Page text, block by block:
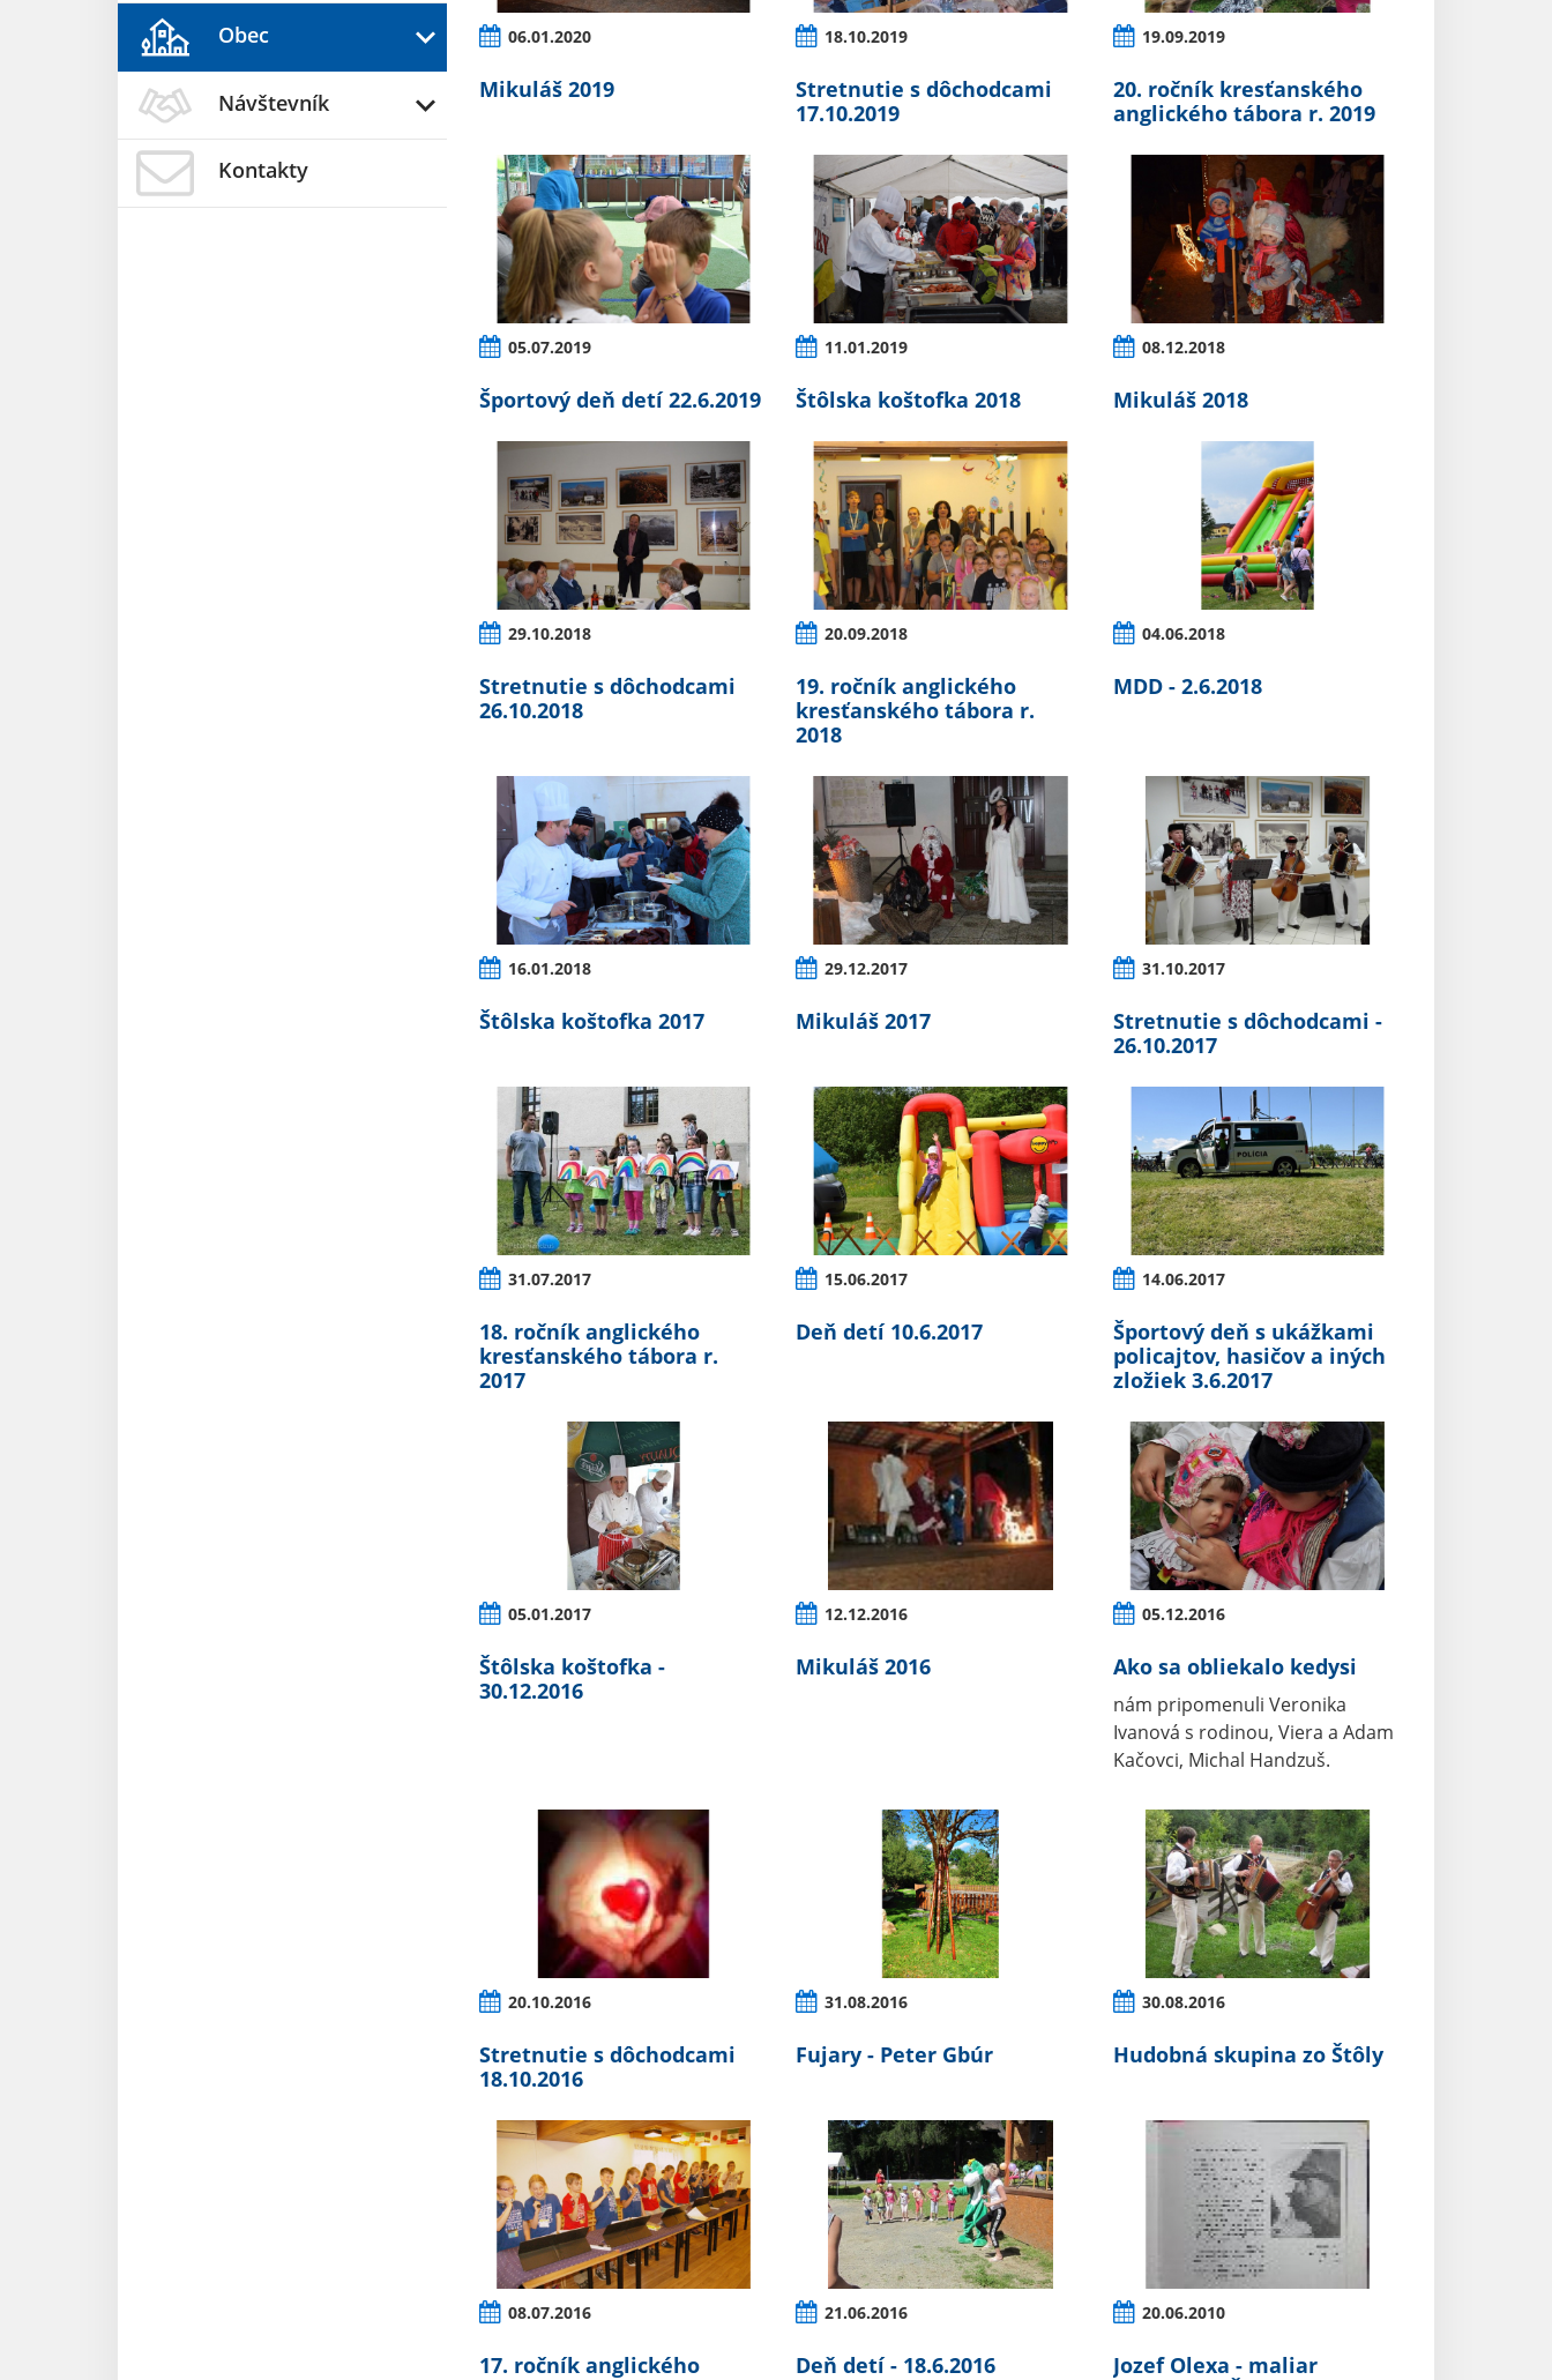
Obec
Návštevník
Kontakty
06.01.2020
Mikuláš 2019
18.10.2019
Stretnutie s dôchodcami
17.10.2019
19.09.2019
20. ročník kresťanského
anglického tábora r. 2019
05.07.2019
Športový deň detí 22.6.2019
11.01.2019
Štôlska koštofka 2018
08.12.2018
Mikuláš 2018
29.10.2018
Stretnutie s dôchodcami
26.10.2018
20.09.2018
19. ročník anglického
kresťanského tábora r.
2018
04.06.2018
MDD - 2.6.2018
16.01.2018
Štôlska koštofka 2017
29.12.2017
Mikuláš 2017
31.10.2017
Stretnutie s dôchodcami -
26.10.2017
31.07.2017
18. ročník anglického
kresťanského tábora r.
2017
15.06.2017
Deň detí 10.6.2017
14.06.2017
Športový deň s ukážkami
policajtov, hasičov a iných
zložiek 3.6.2017
05.01.2017
Štôlska koštofka -
30.12.2016
12.12.2016
Mikuláš 2016
05.12.2016
Ako sa obliekalo kedysi
nám pripomenuli Veronika
Ivanová s rodinou, Viera a Adam
Kačovci, Michal Handzuš.
20.10.2016
Stretnutie s dôchodcami
18.10.2016
31.08.2016
Fujary - Peter Gbúr
30.08.2016
Hudobná skupina zo Štôly
08.07.2016
17. ročník anglického
21.06.2016
Deň detí - 18.6.2016
20.06.2010
Jozef Olexa - maliar